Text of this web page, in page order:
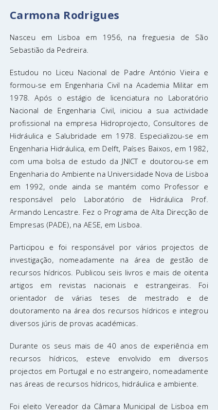
Carmona Rodrigues
Nasceu em Lisboa em 1956, na freguesia de São
Sebastião da Pedreira.
Estudou no Liceu Nacional de Padre António Vieira e
formou-se em Engenharia Civil na Academia Militar em
1978. Após o estágio de licenciatura no Laboratório
Nacional de Engenharia Civil, iniciou a sua actividade
profissional na empresa Hidroprojecto, Consultores de
Hidráulica e Salubridade em 1978. Especializou-se em
Engenharia Hidráulica, em Delft, Países Baixos, em 1982,
com uma bolsa de estudo da JNICT e doutorou-se em
Engenharia do Ambiente na Universidade Nova de Lisboa
em 1992, onde ainda se mantém como Professor e
responsável pelo Laboratório de Hidráulica Prof.
Armando Lencastre. Fez o Programa de Alta Direcção de
Empresas (PADE), na AESE, em Lisboa.
Participou e foi responsável por vários projectos de
investigação, nomeadamente na área de gestão de
recursos hídricos. Publicou seis livros e mais de oitenta
artigos em revistas nacionais e estrangeiras. Foi
orientador de várias teses de mestrado e de
doutoramento na área dos recursos hídricos e integrou
diversos júris de provas académicas.
Durante os seus mais de 40 anos de experiência em
recursos hídricos, esteve envolvido em diversos
projectos em Portugal e no estrangeiro, nomeadamente
nas áreas de recursos hídricos, hidráulica e ambiente.
Foi eleito Vereador da Câmara Municipal de Lisboa em